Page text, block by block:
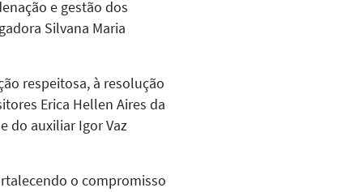
e gestão dos
Silvana Maria
respeitosa, à resolução
Erica Hellen Aires da
do auxiliar Igor Vaz
o compromisso